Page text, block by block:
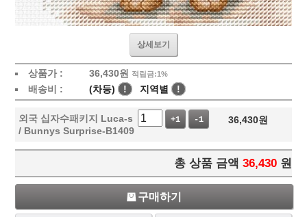
상세보기
상품가 : 36,430원 적립금:1%
배송비 : (차등) ! 지역별 !
외국 십자수패키지 Luca-s
/ Bunnys Surprise-B1409
+1 -1 36,430원
총 상품 금액 36,430 원
구매하기